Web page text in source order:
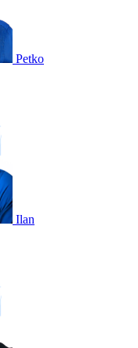
Petko
Ilan